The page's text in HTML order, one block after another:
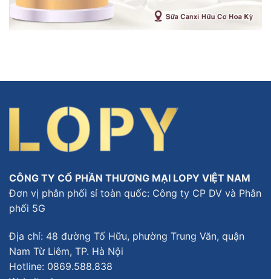
CÔNG TY CỔ PHẦN THƯƠNG MẠI LOPY VIỆT NAM
Đơn vị phân phối sỉ toàn quốc: Công ty CP DV và Phân
phối 5G
Địa chỉ: 48 đường Tố Hữu, phường Trung Văn, quận
Nam Từ Liêm, TP. Hà Nội
Hotline: 0869.588.838